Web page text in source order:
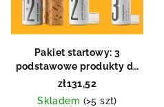
Pakiet startowy: 3
podstawowe produkty do
wszystkich materiałów
zł131,52
Skladem (>5 szt)